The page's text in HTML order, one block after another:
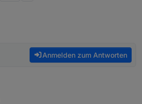
Anmelden zum Antworten